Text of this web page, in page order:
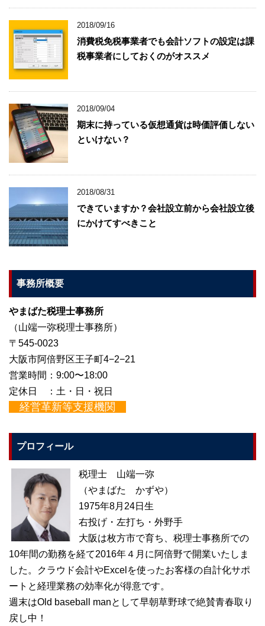
2018/09/16
消費税免税事業者でも会計ソフトの設定は課
税事業者にしておくのがオススメ
2018/09/04
期末に持っている仮想通貨は時価評価しない
といけない？
2018/08/31
できていますか？会社設立前から会社設立後
にかけてすべきこと
事務所概要
やまばた税理士事務所
（山端一弥税理士事務所）
〒545-0023
大阪市阿倍野区王子町4−2−21
営業時間：9:00〜18:00
定休日 ：土・日・祝日
経営革新等支援機関
プロフィール
税理士 山端一弥
（やまばた かずや）
1975年8月24日生
右投げ・左打ち・外野手
大阪は枚方市で育ち、税理士事務所での
10年間の勤務を経て2016年４月に阿倍野で開業いたしま
した。クラウド会計やExcelを使ったお客様の自計化サポ
ートと経理業務の効率化が得意です。
週末はOld baseball manとして早朝草野球で絶賛青春取り
戻し中！